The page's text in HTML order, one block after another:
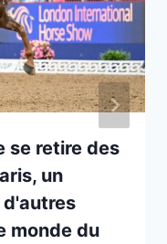
se retire des
un
monde du